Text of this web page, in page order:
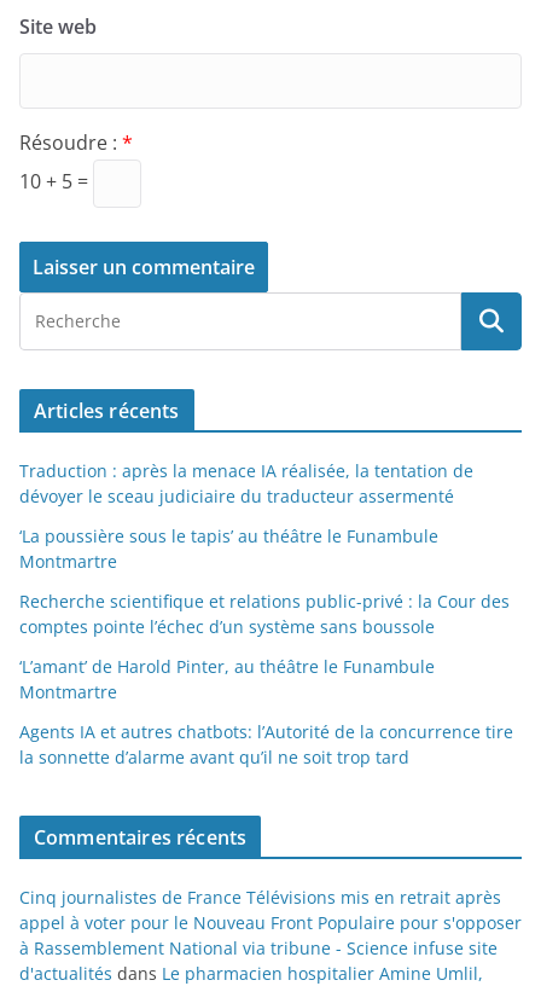
Site web
Résoudre : *
10 + 5 =
Articles récents
Traduction : après la menace IA réalisée, la tentation de
dévoyer le sceau judiciaire du traducteur assermenté
‘La poussière sous le tapis’ au théâtre le Funambule
Montmartre
Recherche scientifique et relations public-privé : la Cour des
comptes pointe l’échec d’un système sans boussole
‘L’amant’ de Harold Pinter, au théâtre le Funambule
Montmartre
Agents IA et autres chatbots: l’Autorité de la concurrence tire
la sonnette d’alarme avant qu’il ne soit trop tard
Commentaires récents
Cinq journalistes de France Télévisions mis en retrait après
appel à voter pour le Nouveau Front Populaire pour s'opposer
à Rassemblement National via tribune - Science infuse site
d'actualités dans Le pharmacien hospitalier Amine Umlil,